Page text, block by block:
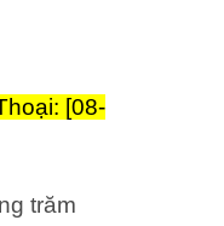
[08-
trăm